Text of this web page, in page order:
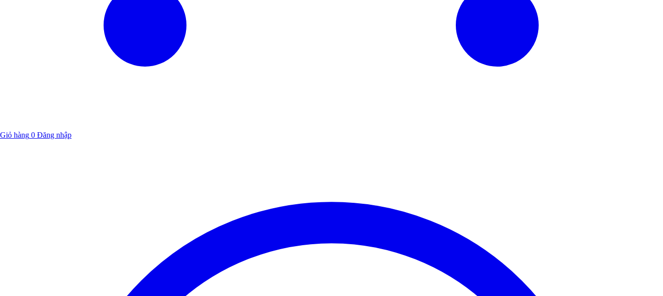
Giỏ hàng 0 Đăng nhập